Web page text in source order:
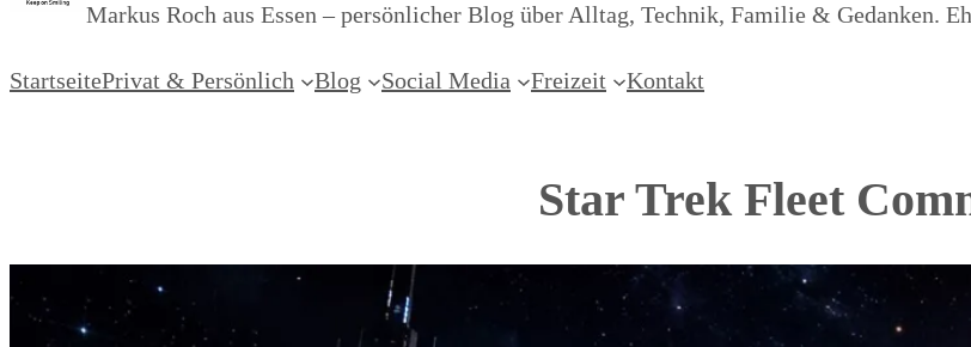
Markus Roch aus Essen – persönlicher Blog über Alltag, Technik, Familie & Gedanken.
StartseitePrivat & Persönlich Blog Social Media Freizeit Kontakt
Star Trek Fleet